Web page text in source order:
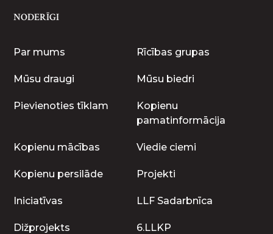
NODERĪGI
Par mums Rīcības grupas
Mūsu draugi Mūsu biedri
Pievienoties tīklam
Kopienu
pamatinformācija
Kopienu mācības Viedie ciemi
Kopienu persilāde Projekti
Iniciatīvas LLF Sadarbnīca
Dižprojekts 6.LLKP